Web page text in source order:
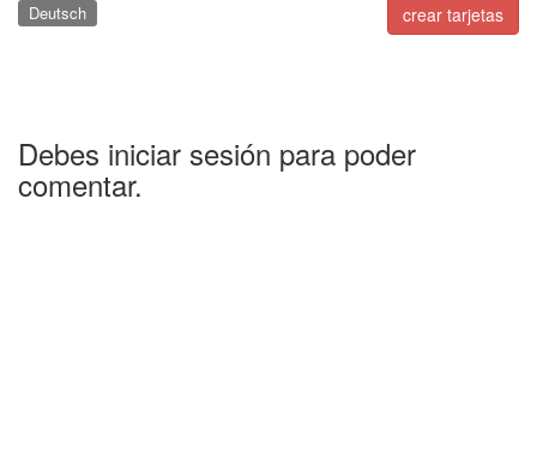
crear tarjetas
Deutsch
Debes iniciar sesión para poder
comentar.